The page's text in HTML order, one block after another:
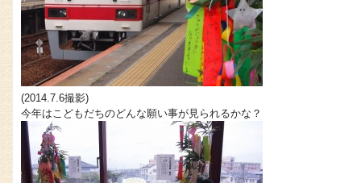
(2014.7.6撮影)
今年はこどもだちのどんな願い事が見られるかな？